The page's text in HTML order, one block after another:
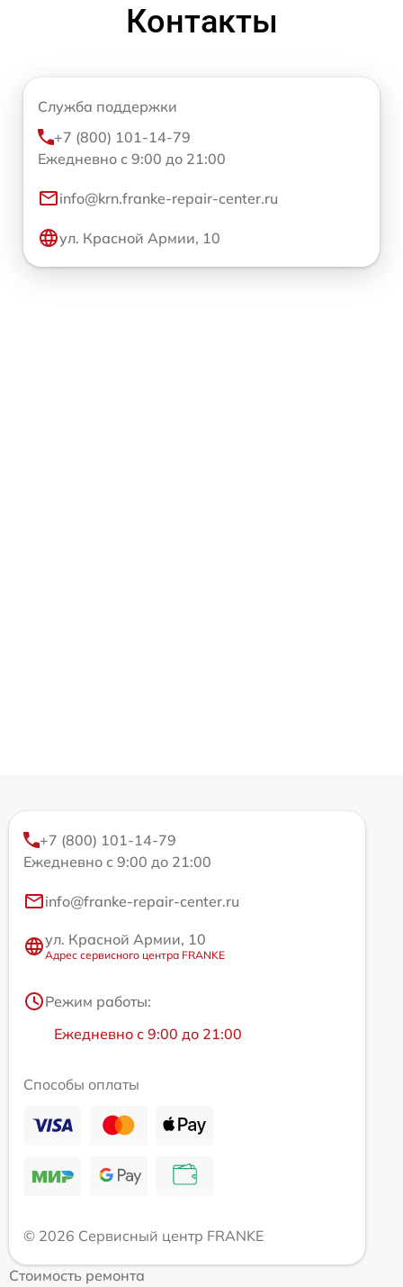
Контакты
Служба поддержки
+7 (800) 101-14-79
Ежедневно с 9:00 до 21:00
info@krn.franke-repair-center.ru
ул. Красной Армии, 10
+7 (800) 101-14-79
Ежедневно с 9:00 до 21:00
info@franke-repair-center.ru
ул. Красной Армии, 10
Адрес сервисного центра FRANKE
Режим работы:
Ежедневно с 9:00 до 21:00
Способы оплаты
© 2026 Сервисный центр FRANKE
Стоимость ремонта